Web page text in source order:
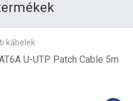
kábelek
U-UTP Patch Cable 5m